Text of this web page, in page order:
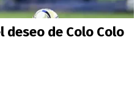
deseo de Colo Colo